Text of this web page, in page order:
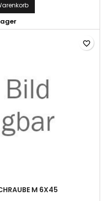
M 6X45
favorite_border